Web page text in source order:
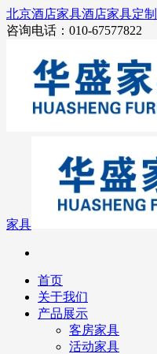
北京酒店家具酒店家具定制
咨询电话：010-67577822
家具
首页
关于我们
产品展示
客房家具
活动家具